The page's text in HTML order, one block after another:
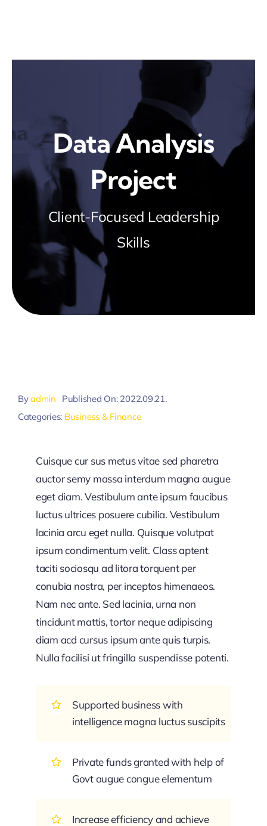
Data Analysis
Project
Client-Focused Leadership
Skills
Byadmin
Published On: 2022.09.21.
Categories: Business & Finance
Cuisque cur sus metus vitae sed pharetra
auctor semy massa interdum magna augue
eget diam. Vestibulum ante ipsum faucibus
luctus ultrices posuere cubilia. Vestibulum
lacinia arcu eget nulla. Quisque volutpat
ipsum condimentum velit. Class aptent
taciti sociosqu ad litora torquent per
conubia nostra, per inceptos himenaeos.
Nam nec ante. Sed lacinia, urna non
tincidunt mattis, tortor neque adipiscing
diam acd cursus ipsum ante quis turpis.
Nulla facilisi ut fringilla suspendisse potenti.
Supported business with
intelligence magna luctus suscipits
Private funds granted with help of
Govt augue congue elementum
Increase efficiency and achieve